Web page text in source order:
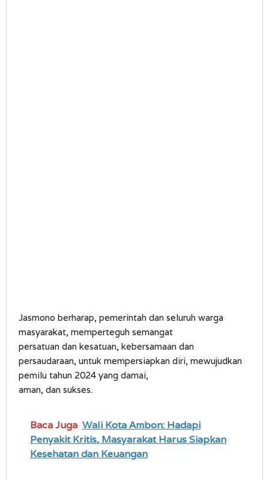
Jasmono berharap, pemerintah dan seluruh warga
masyarakat, memperteguh semangat
persatuan dan kesatuan, kebersamaan dan
persaudaraan, untuk mempersiapkan diri, mewujudkan
pemilu tahun 2024 yang damai,
aman, dan sukses.
Baca Juga Wali Kota Ambon: Hadapi
Penyakit Kritis, Masyarakat Harus Siapkan
Kesehatan dan Keuangan